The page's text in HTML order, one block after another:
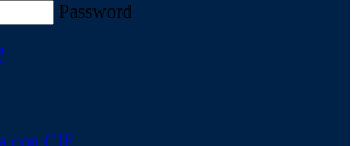
Password